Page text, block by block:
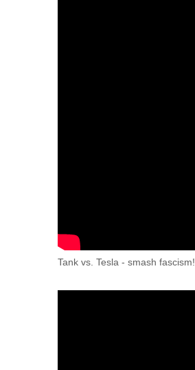
Tank vs. Tesla - smash fascism!